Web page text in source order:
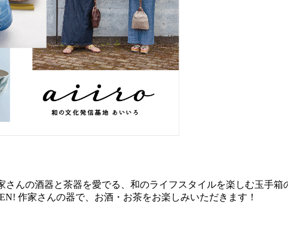
んの酒器と茶器を愛でる、和のライフスタイルを楽しむ玉手箱
作家さんの器で、お酒・お茶をお楽しみいただきます！